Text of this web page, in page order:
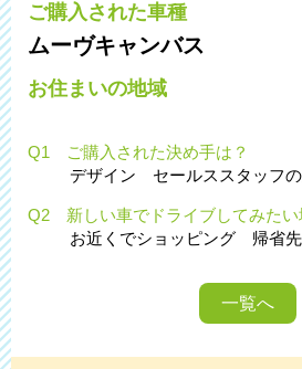
ご購入された車種
ムーヴキャンバス
お住まいの地域
Q1 ご購入された決め手は？
デザイン セールススタッフ
Q2 新しい車でドライブしてみたい
お近くでショッピング 帰省
一覧へ